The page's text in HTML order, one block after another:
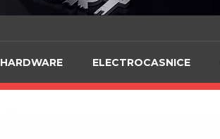
HARDWARE ELECTROCASNICE